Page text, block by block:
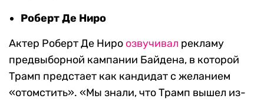
Роберт Де Ниро
Актер Роберт Де Ниро озвучивал рекламу
предвыборной кампании Байдена, в которой
Трамп предстает как кандидат с желанием
«отомстить». «Мы знали, что Трамп вышел из-